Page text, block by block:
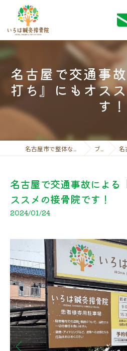
名古屋で交通事
打ち』にもオス
す！
ブログ 名古
名古屋で交通事故による
ススメの接骨院です！
2024/01/24